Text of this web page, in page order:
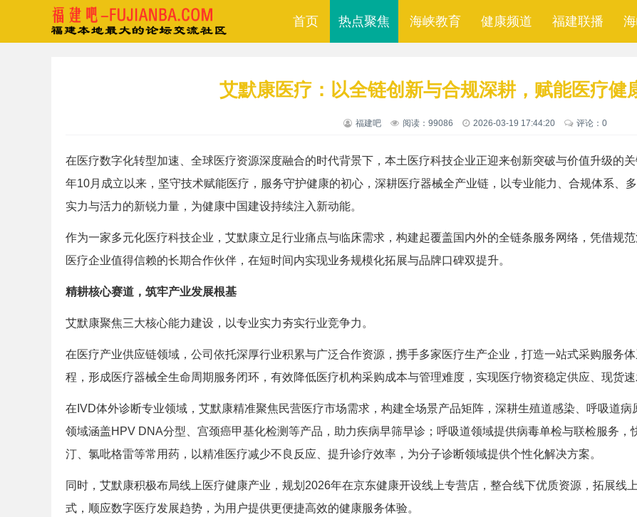
首页 热点聚焦 海峡教育 健康频道 福建联播
艾默康医疗：以全链创新与合规深耕，赋能医疗健
福建吧 阅读：99086 2026-03-19 17:44:20 评论：0
在医疗数字化转型加速、全球医疗资源深度融合的时代背景下，本土医疗科技企业正迎来创新突破与价值升级的
年10月成立以来，坚守技术赋能医疗，服务守护健康的初心，深耕医疗器械全产业链，以专业能力、合规体系、
实力与活力的新锐力量，为健康中国建设持续注入新动能。
作为一家多元化医疗科技企业，艾默康立足行业痛点与临床需求，构建起覆盖国内外的全链条服务网络，凭借规
医疗企业值得信赖的长期合作伙伴，在短时间内实现业务规模化拓展与品牌口碑双提升。
精耕核心赛道，筑牢产业发展根基
艾默康聚焦三大核心能力建设，以专业实力夯实行业竞争力。
在医疗产业供应链领域，公司依托深厚行业积累与广泛合作资源，携手多家医疗生产企业，打造一站式采购服务
程，形成医疗器械全生命周期服务闭环，有效降低医疗机构采购成本与管理难度，实现医疗物资稳定供应、现货速
在IVD体外诊断专业领域，艾默康精准聚焦民营医疗市场需求，构建全场景产品矩阵，深耕生殖道感染、呼吸道
领域涵盖HPV DNA分型、宫颈癌甲基化检测等产品，助力疾病早筛早诊；呼吸道领域提供病毒单检与联检服务
汀、氯吡格雷等常用药，以精准医疗减少不良反应、提升诊疗效率，为分子诊断领域提供个性化解决方案。
同时，艾默康积极布局线上医疗健康产业，规划2026年在京东健康开设线上专营店，整合线下优质资源，拓展线
式，顺应数字医疗发展趋势，为用户提供更便捷高效的健康服务体验。